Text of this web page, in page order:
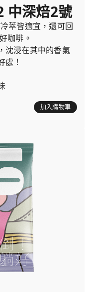
中深焙2號
萃皆適宜，還可回
咖啡。
沈浸在其中的香氣
處！
加入購物車